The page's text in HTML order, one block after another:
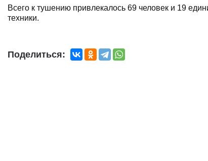
Всего к тушению привлекалось 69 человек и 19
техники.
Поделиться: